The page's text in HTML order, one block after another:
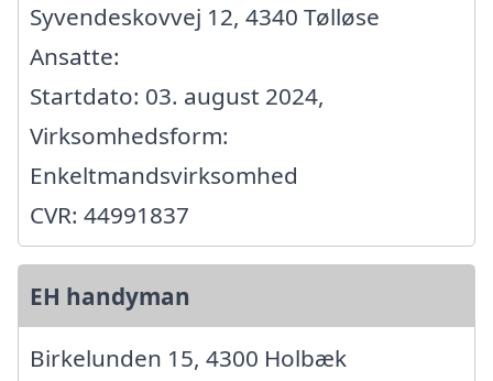
Syvendeskovvej 12, 4340 Tølløse
Ansatte:
Startdato: 03. august 2024,
Virksomhedsform:
Enkeltmandsvirksomhed
CVR: 44991837
EH handyman
Birkelunden 15, 4300 Holbæk